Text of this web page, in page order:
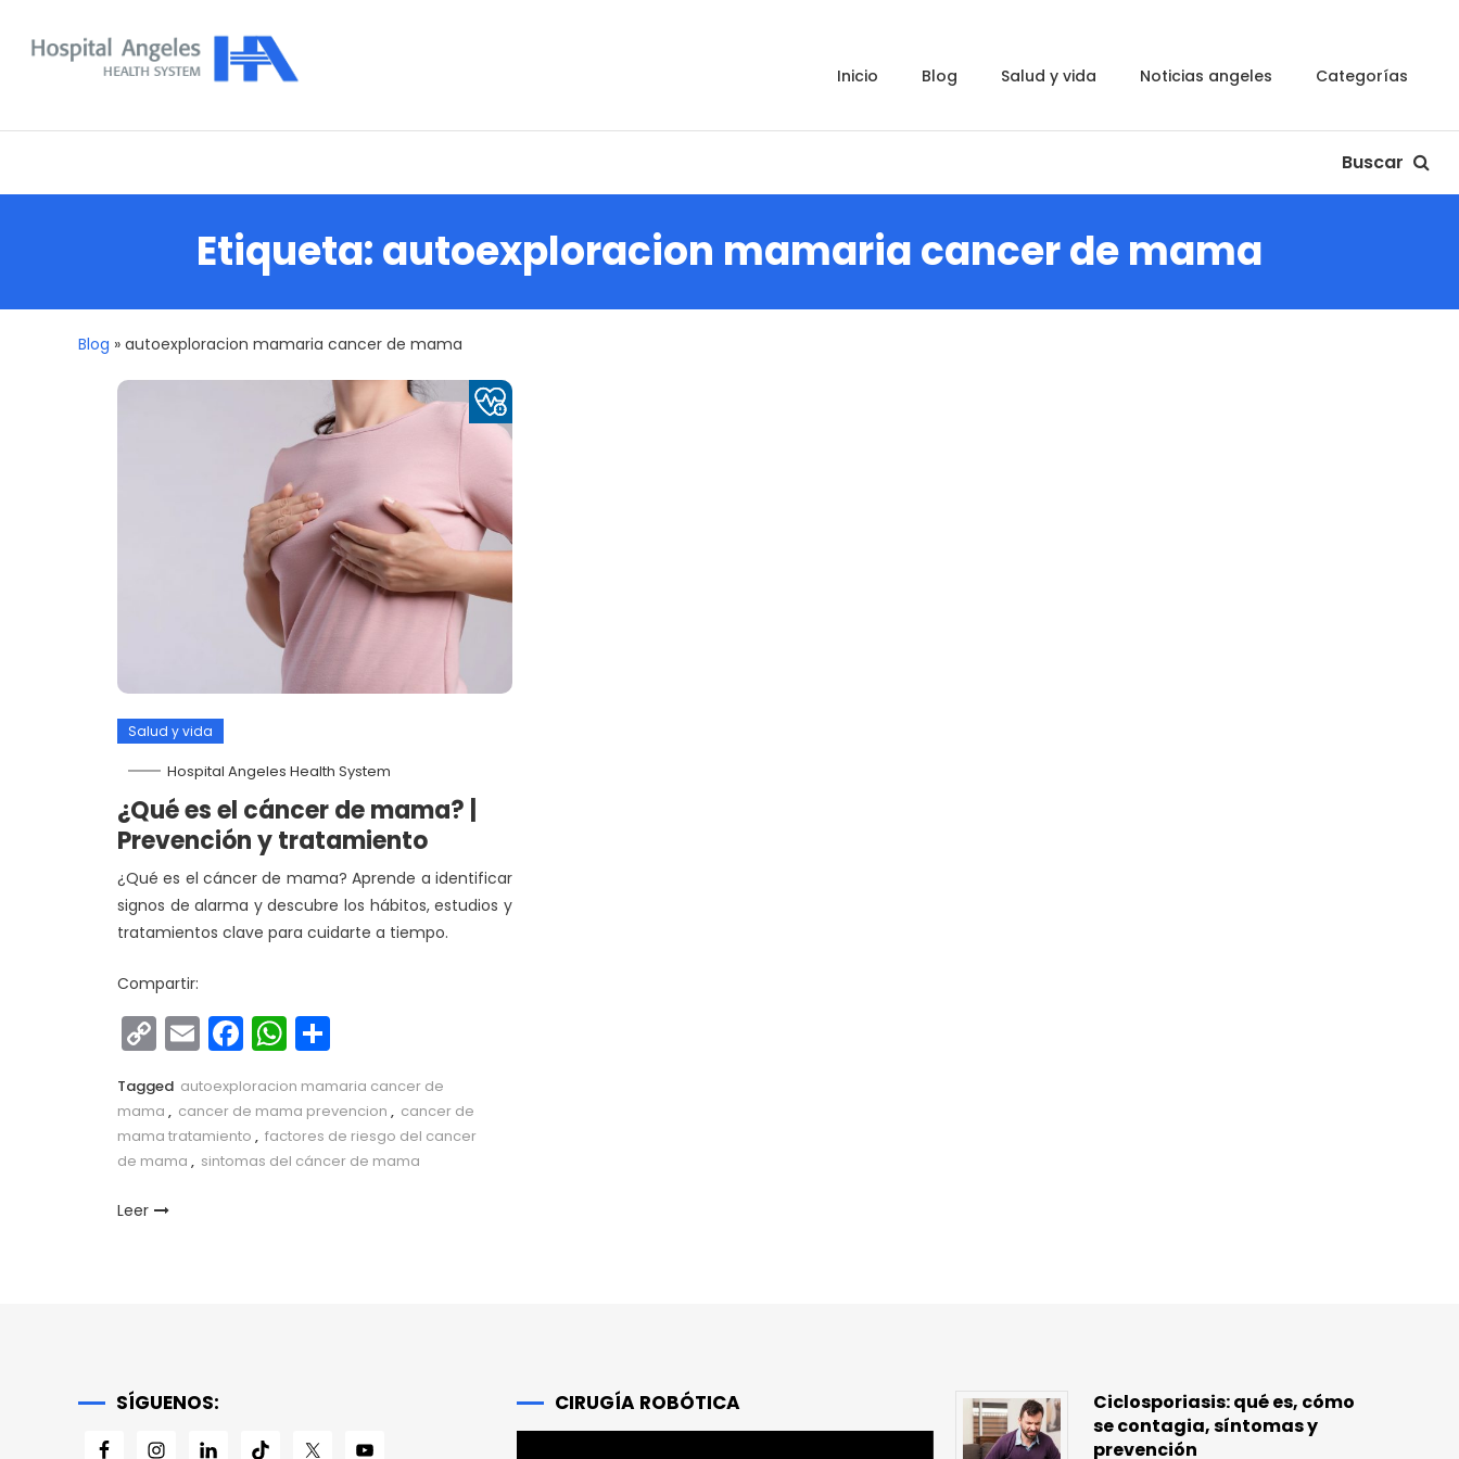
inicio blog salud y vida noticias angeles categorías
Buscar
Etiqueta:autoexploracion mamaria cancer de mama
Blog » autoexploracion mamaria cancer de mama
Salud y vida
Hospital Angeles Health System
¿Qué es el cáncer de mama? |
Prevención y tratamiento
¿Qué es el cáncer de mama? Aprende a identificar
signos de alarma y descubre los hábitos, estudios y
tratamientos clave para cuidarte a tiempo.
Compartir:
Copy
Link
EmailFacebook
WhatsApp
Tagged autoexploracion mamaria cancer de
mama , cancer de mama prevencion , cancer de
mama tratamiento , factores de riesgo del cancer
de mama , sintomas del cáncer de mama
Leer
SÍGUENOS: CIRUGÍA ROBÓTICA
Ciclosporiasis: qué es, cómo
se contagia, síntomas y
prevención